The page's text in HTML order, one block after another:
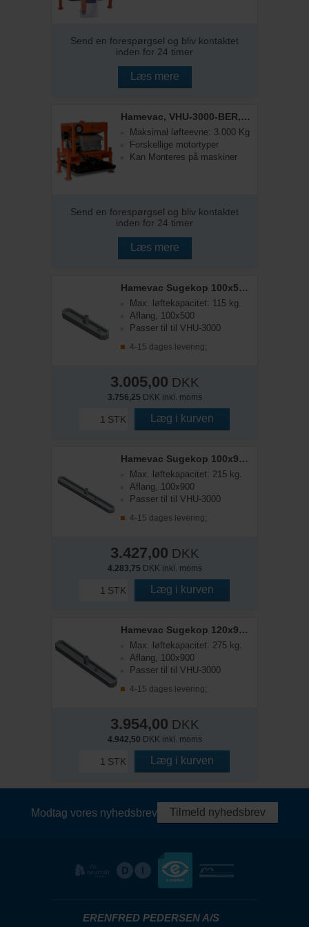
Send en forespørgsel og bliv kontaktet
inden for 24 timer
Læs mere
Hamevac, VHU-3000-BER, Vakuumløfter
Maksimal løfteevne: 3.000 Kg
Forskellige motortyper
Kan Monteres på maskiner
Send en forespørgsel og bliv kontaktet
inden for 24 timer
Læs mere
Hamevac Sugekop 100x500 mm, t/ VHU-3000
Max. løftekapacitet: 115 kg.
Aflang, 100x500
Passer til til VHU-3000
4-15 dages levering;
3.005,00 DKK
3.756,25 DKK inkl. moms
STK Læg i kurven
Hamevac Sugekop 100x900 mm, t/ VHU-3000
Max. løftekapacitet: 215 kg.
Aflang, 100x900
Passer til til VHU-3000
4-15 dages levering;
3.427,00 DKK
4.283,75 DKK inkl. moms
STK Læg i kurven
Hamevac Sugekop 120x900 mm, t/ VHU-3000
Max. løftekapacitet: 275 kg.
Aflang, 100x900
Passer til til VHU-3000
4-15 dages levering;
3.954,00 DKK
4.942,50 DKK inkl. moms
STK Læg i kurven
Modtag vores nyhedsbrev Tilmeld nyhedsbrev
ERENFRED PEDERSEN A/S